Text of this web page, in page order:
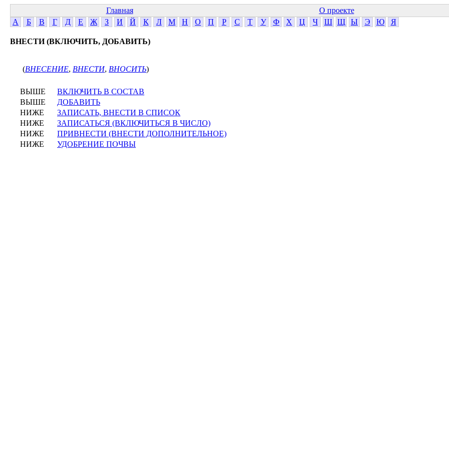
Главная О проекте
А
Б В Г Д Е Ж З И Й К Л М Н О П Р С Т У Ф Х Ц Ч Ш Щ Ы Э Ю Я
ВНЕСТИ (ВКЛЮЧИТЬ, ДОБАВИТЬ)
(ВНЕСЕНИЕ, ВНЕСТИ, ВНОСИТЬ)
ВЫШЕ
ВКЛЮЧИТЬ В СОСТАВ
ВЫШЕ
ДОБАВИТЬ
НИЖЕ
ЗАПИСАТЬ, ВНЕСТИ В СПИСОК
НИЖЕ
ЗАПИСАТЬСЯ (ВКЛЮЧИТЬСЯ В ЧИСЛО)
НИЖЕ
ПРИВНЕСТИ (ВНЕСТИ ДОПОЛНИТЕЛЬНОЕ)
НИЖЕ
УДОБРЕНИЕ ПОЧВЫ